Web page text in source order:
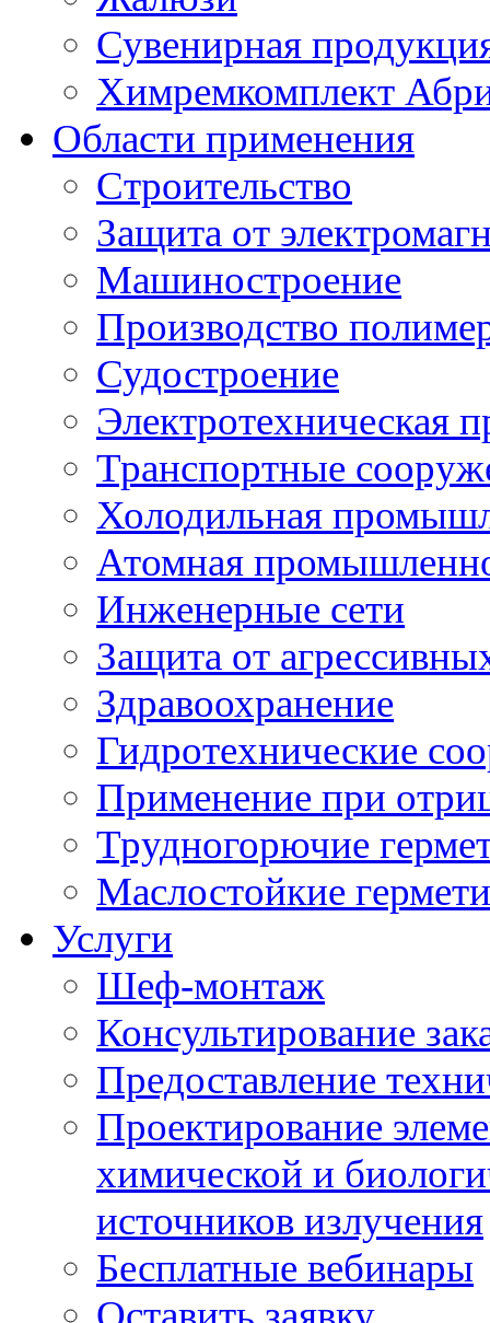
Сувенирная
Химремкомплект
Области применения
Строительство
Защита от
Машиностроение
Производство
Судостроение
Электротехническая
Транспортные
Холодильная
Атомная
Инженерные сети
Защита от
Здравоохранение
Гидротехнические
Применение при
Трудногорючие
Маслостойкие
Услуги
Шеф-монтаж
Консультирование
Предоставление
Проектирование
химической и
источников излучения
Бесплатные вебинары